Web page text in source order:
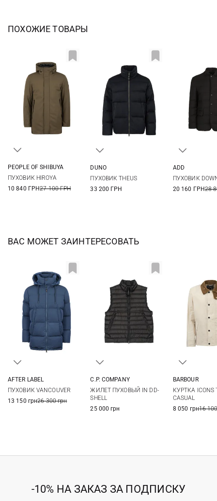
ПОХОЖИЕ ТОВАРЫ
PEOPLE OF SHIBUYA
ПУХОВИК HIROYA
10 840 ГРН27 100 ГРН
DUNO
ПУХОВИК THEUS
33 200 ГРН
ADD
ПУХОВИК
20 160 ГРН28
ВАС МОЖЕТ ЗАИНТЕРЕСОВАТЬ
AFTER LABEL
ПУХОВИК VANCOUVER
13 150 грн26 300 грн
3XL
C.P. COMPANY
ЖИЛЕТ ПУХОВЫЙ IN DD-
SHELL
25 000 грн
BARBOUR
КУРТКА ICONS
CASUAL
8 050 грн16
-10% НА ЗАКАЗ ЗА ПОДПИСКУ